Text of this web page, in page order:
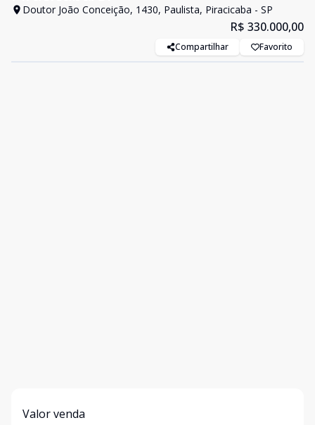
Doutor João Conceição, 1430, Paulista, Piracicaba - SP
R$ 330.000,00
Compartilhar Favorito
Valor venda